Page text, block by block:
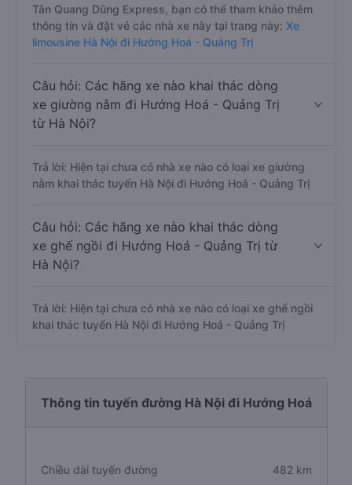
Tân Quang Dũng Express, bạn có thể tham khảo thêm
thông tin và đặt vé các nhà xe này tại trang này: Xe
limousine Hà Nội đi Hướng Hoá - Quảng Trị
Câu hỏi: Các hãng xe nào khai thác dòng
xe giường nằm đi Hướng Hoá - Quảng Trị
từ Hà Nội?
Trả lời: Hiện tại chưa có nhà xe nào có loại xe giường
nằm khai thác tuyến Hà Nội đi Hướng Hoá - Quảng Trị
Câu hỏi: Các hãng xe nào khai thác dòng
xe ghế ngồi đi Hướng Hoá - Quảng Trị từ
Hà Nội?
Trả lời: Hiện tại chưa có nhà xe nào có loại xe ghế ngồi
khai thác tuyến Hà Nội đi Hướng Hoá - Quảng Trị
Thông tin tuyến đường Hà Nội đi Hướng Hoá
Chiều dài tuyến đường 482 km